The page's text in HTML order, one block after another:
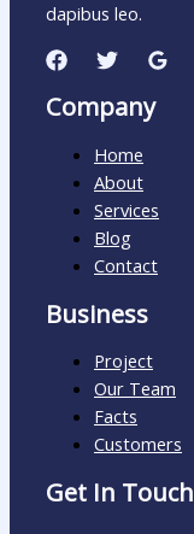
dapibus leo.
Company
Home
About
Services
Blog
Contact
Business
Project
Our Team
Facts
Customers
Get In Touch